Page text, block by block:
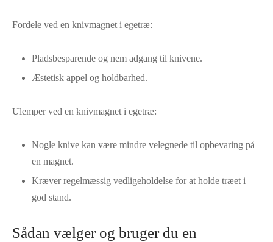
Fordele ved en knivmagnet i egetræ:
Pladsbesparende og nem adgang til knivene.
Æstetisk appel og holdbarhed.
Ulemper ved en knivmagnet i egetræ:
Nogle knive kan være mindre velegnede til opbevaring på
en magnet.
Kræver regelmæssig vedligeholdelse for at holde træet i
god stand.
Sådan vælger og bruger du en